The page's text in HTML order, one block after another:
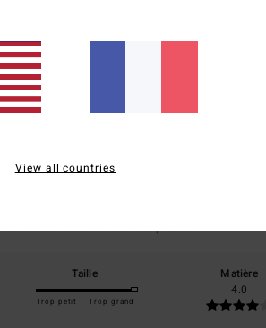
Note moyenne
5.0
nos clients recommandent ce produit
Taille
Trop petit Trop grand
Matière
4.0
View all countries